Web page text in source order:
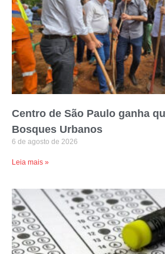
Centro de São Paulo ganha
Bosques Urbanos
6 de agosto de 2026
Leia mais »